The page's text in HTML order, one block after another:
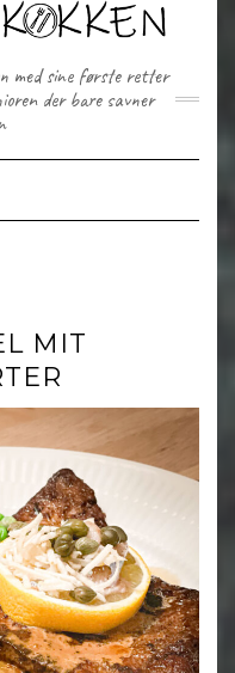
med sine første retter
der bare savner
Navigation
MIT